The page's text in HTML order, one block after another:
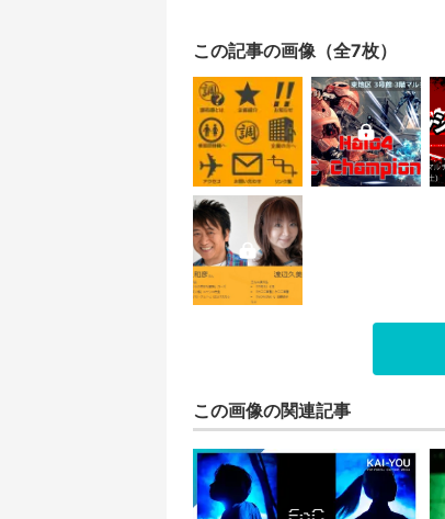
この記事の画像（全7枚）
この画像の関連記事